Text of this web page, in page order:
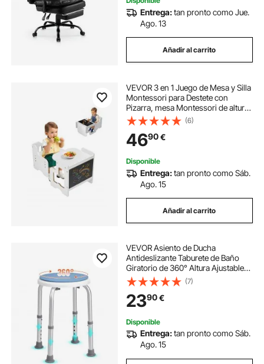
Entrega:tan pronto como Jue.
Ago. 13
Añadir al carrito
VEVOR 3 en 1 Juego de Mesa y Silla
Montessori para Destete con
Pizarra, mesa Montessori de altura
ajustable 380 x 316 x 400 mm para
Leer, Dibujar, Comer y Jugar para
Niños de 1 a 5 Años, Blanco
(6)
4690€
Disponible
Entrega:tan pronto como Sáb.
Ago. 15
Añadir al carrito
VEVOR Asiento de Ducha
Antideslizante Taburete de Baño
Giratorio de 360° Altura Ajustable
360-485mm 136,1kg Silla de Ducha
de Aluminio Ayuda para Ducha para
Personas Mayores, Mujeres
Embarazadas, Baño
(7)
2390€
Disponible
Entrega:tan pronto como Sáb.
Ago. 15